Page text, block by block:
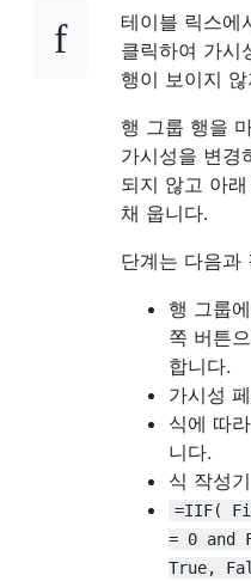
테이블 릭스에
클릭하여 가시
행이 보이지
행 그룹 행을
가시성을 변경
되지 않고 아
채 웁니다.
단계는 다음과
행 그룹
쪽 버튼
합니다.
가시성
식에 따
니다.
식 작성
=IIF(
= 0 and
True,